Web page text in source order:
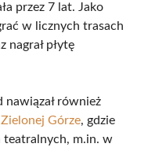
przez 7 lat. Jako
w licznych trasach
nagrał płytę
również
Górze, gdzie
teatralnych, m.in. w